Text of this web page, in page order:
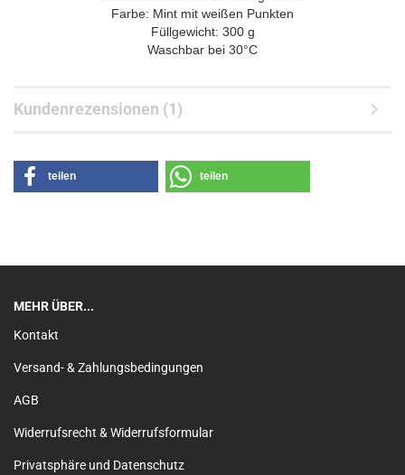
Farbe: Mint mit weißen Punkten
Füllgewicht: 300 g
Waschbar bei 30°C
Kundenrezensionen (1)
teilen teilen
MEHR ÜBER...
Kontakt
Versand- & Zahlungsbedingungen
AGB
Widerrufsrecht & Widerrufsformular
Privatsphäre und Datenschutz